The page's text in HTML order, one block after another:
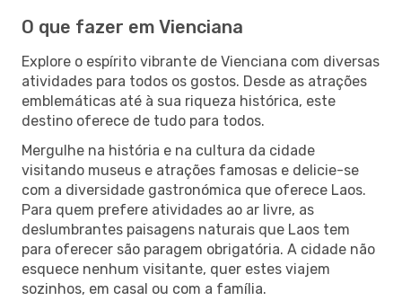
O que fazer em Vienciana
Explore o espírito vibrante de Vienciana com diversas
atividades para todos os gostos. Desde as atrações
emblemáticas até à sua riqueza histórica, este
destino oferece de tudo para todos.
Mergulhe na história e na cultura da cidade
visitando museus e atrações famosas e delicie-se
com a diversidade gastronómica que oferece Laos.
Para quem prefere atividades ao ar livre, as
deslumbrantes paisagens naturais que Laos tem
para oferecer são paragem obrigatória. A cidade não
esquece nenhum visitante, quer estes viajem
sozinhos, em casal ou com a família.